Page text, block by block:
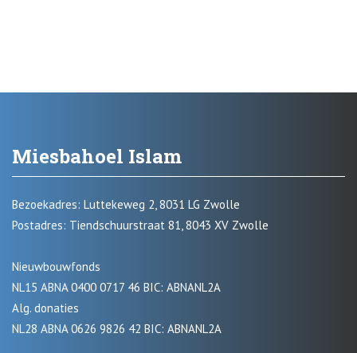
Miesbahoel Islam
Bezoekadres: Luttekeweg 2, 8031 LG Zwolle
Postadres: Tiendschuurstraat 81, 8043 XV Zwolle
Nieuwbouwfonds
NL15 ABNA 0400 0717 46 BIC: ABNANL2A
Alg. donaties
NL28 ABNA 0626 9826 42 BIC: ABNANL2A